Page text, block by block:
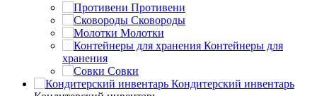
Противени
Сковороды
Молотки
Контейнеры для
хранения
Совки
Кондитерский инвентарь